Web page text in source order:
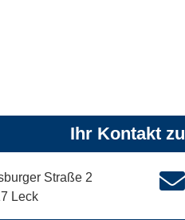
Ihr Kontakt
Straße 2
Leck